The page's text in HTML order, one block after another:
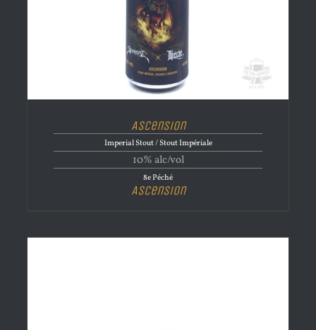
Ascension
Imperial Stout / Stout Impériale
10% alc/vol
8e Péché
Ascension